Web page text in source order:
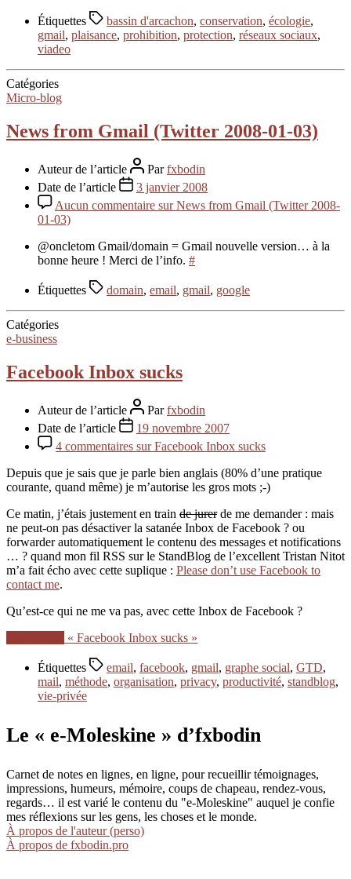
Étiquettes bassin d'arcachon, conservation, écologie,
gmail, plaisance, prohibition, protection, réseaux sociaux,
viadeo
Catégories
Micro-blog
News from Gmail (Twitter 2008-01-03)
Auteur de l’article Parfxbodin
Date de l’article
3 janvier 2008
Aucun commentaire sur News from Gmail (Twitter 2008-
01-03)
@oncletom Gmail/domain = Gmail nouvelle version… à la
bonne heure ! Merci de l’info. #
Étiquettes domain, email, gmail, google
Catégories
e-business
Facebook Inbox sucks
Auteur de l’article Parfxbodin
Date de l’article
19 novembre 2007
4 commentaires sur Facebook Inbox sucks
Depuis que je sais que je parle bien anglais (80% d’une pratique
courante, quand même) je m’autorise les gros mots ;-)
Ce matin, j’étais justement en train de jurerde me demander : mais
ne peut-on pas désactiver la satanée Inbox de Facebook ? ou
forwarder automatiquement le contenu des messages et notifications
… ? quand mon fil RSS sur le StandBlog de l’excellent Tristan Nitot
m’a fait écho avec cette suplique : Please don’t use Facebook to
contact me.
Qu’est-ce qui ne me va pas, avec cette Inbox de Facebook ?
« Facebook Inbox sucks »
Étiquettes email, facebook, gmail, graphe social, GTD,
mail, méthode, organisation, privacy, productivité, standblog,
vie-privée
Le « e-Moleskine » d’fxbodin
Carnet de notes en lignes, en ligne, pour recueillir témoignages,
impressions, humeurs, mémoire, coups de chapeau, rendez-vous,
regards… il est varié le contenu du "e-Moleskine" auquel je confie
mes réflexions sur les gens, les choses et le monde.
À propos de l'auteur (perso)
À propos de fxbodin.pro